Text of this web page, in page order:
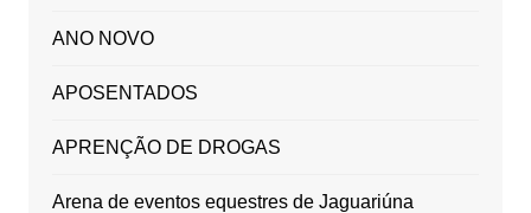
ANO NOVO
APOSENTADOS
APRENÇÃO DE DROGAS
Arena de eventos equestres de Jaguariúna